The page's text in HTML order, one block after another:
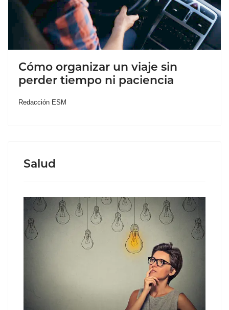
Cómo organizar un viaje sin
perder tiempo ni paciencia
Redacción ESM
Salud